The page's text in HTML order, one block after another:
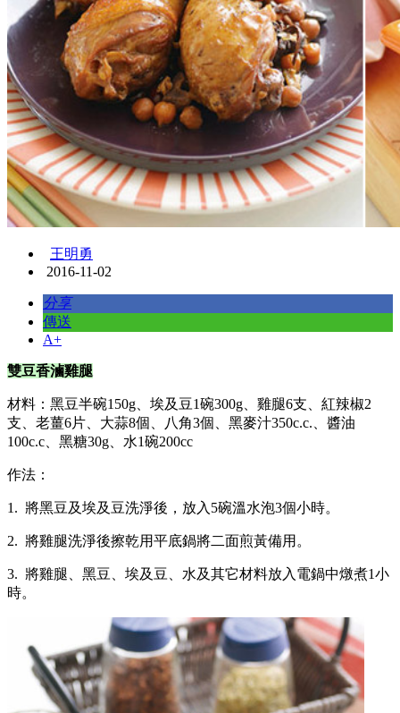
王明勇
2016-11-02
分享
傳送
A+
雙豆香滷雞腿
材料：黑豆半碗150g、埃及豆1碗300g、雞腿6支、紅辣椒2
支、老薑6片、大蒜8個、八角3個、黑麥汁350c.c.、醬油
100c.c、黑糖30g、水1碗200cc
作法：
1. 將黑豆及埃及豆洗淨後，放入5碗溫水泡3個小時。
2. 將雞腿洗淨後擦乾用平底鍋將二面煎黃備用。
3. 將雞腿、黑豆、埃及豆、水及其它材料放入電鍋中燉煮1小
時。